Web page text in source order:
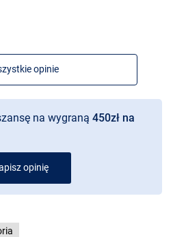
opinie
na wygraną 450zł na
opinię